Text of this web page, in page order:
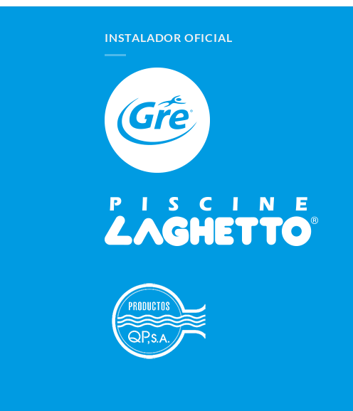
14.700,00 €
precios:
INSTALADOR OFICIAL